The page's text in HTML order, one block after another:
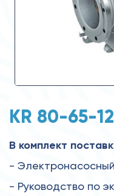
KR 80-65-
В комплект
-
- Руководство по